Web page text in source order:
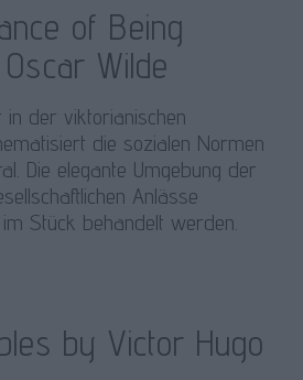
of Being
Wilde
in der viktorianischen
die sozialen Normen
Die elegante Umgebung der
Anlässe
Stück behandelt werden.
by Victor Hugo